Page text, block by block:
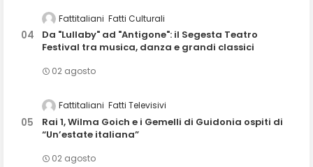
Fattitaliani Fatti Culturali
Da "Lullaby" ad "Antigone": il Segesta Teatro
Festival tra musica, danza e grandi classici
02 agosto
Fattitaliani Fatti Televisivi
Rai 1, Wilma Goich e i Gemelli di Guidonia ospiti di
“Un’estate italiana”
02 agosto